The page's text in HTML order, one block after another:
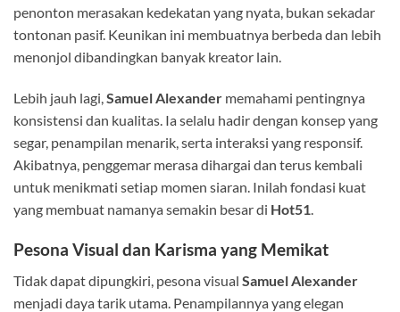
penonton merasakan kedekatan yang nyata, bukan sekadar
tontonan pasif. Keunikan ini membuatnya berbeda dan lebih
menonjol dibandingkan banyak kreator lain.
Lebih jauh lagi,Samuel Alexander memahami pentingnya
konsistensi dan kualitas. Ia selalu hadir dengan konsep yang
segar, penampilan menarik, serta interaksi yang responsif.
Akibatnya, penggemar merasa dihargai dan terus kembali
untuk menikmati setiap momen siaran. Inilah fondasi kuat
yang membuat namanya semakin besar di Hot51.
Pesona Visual dan Karisma yang Memikat
Tidak dapat dipungkiri, pesona visual Samuel Alexander
menjadi daya tarik utama. Penampilannya yang elegan